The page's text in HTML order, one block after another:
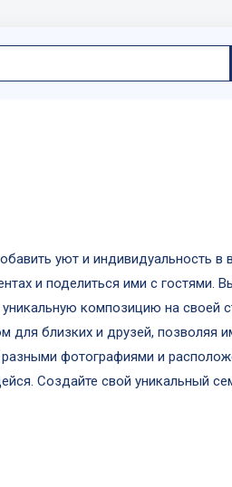
уют и индивидуальность в
и поделиться ими с гостями.
композицию на своей
для близких и друзей, позволяя
фотографиями и
Создайте свой уникальный